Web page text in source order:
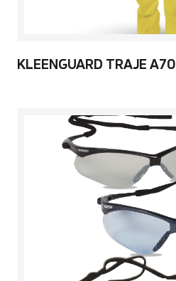
KLEENGUARD TRAJE A70